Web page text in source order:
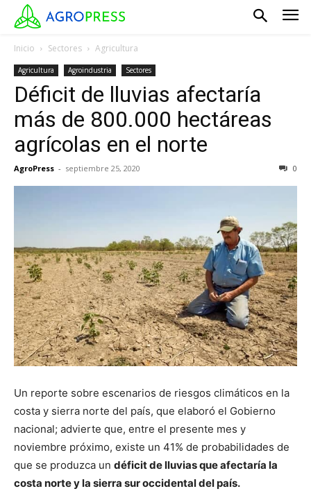
Inicio Sectores Agricultura
Agricultura Agroindustria Sectores
Déficit de lluvias afectaría
más de 800.000 hectáreas
agrícolas en el norte
AgroPress - septiembre 25, 2020 0
Un reporte sobre escenarios de riesgos climáticos en la
costa y sierra norte del país, que elaboró el Gobierno
nacional; advierte que, entre el presente mes y
noviembre próximo, existe un 41% de probabilidades de
que se produzca un déficit de lluvias que afectaría la
costa norte y la sierra sur occidental del país.